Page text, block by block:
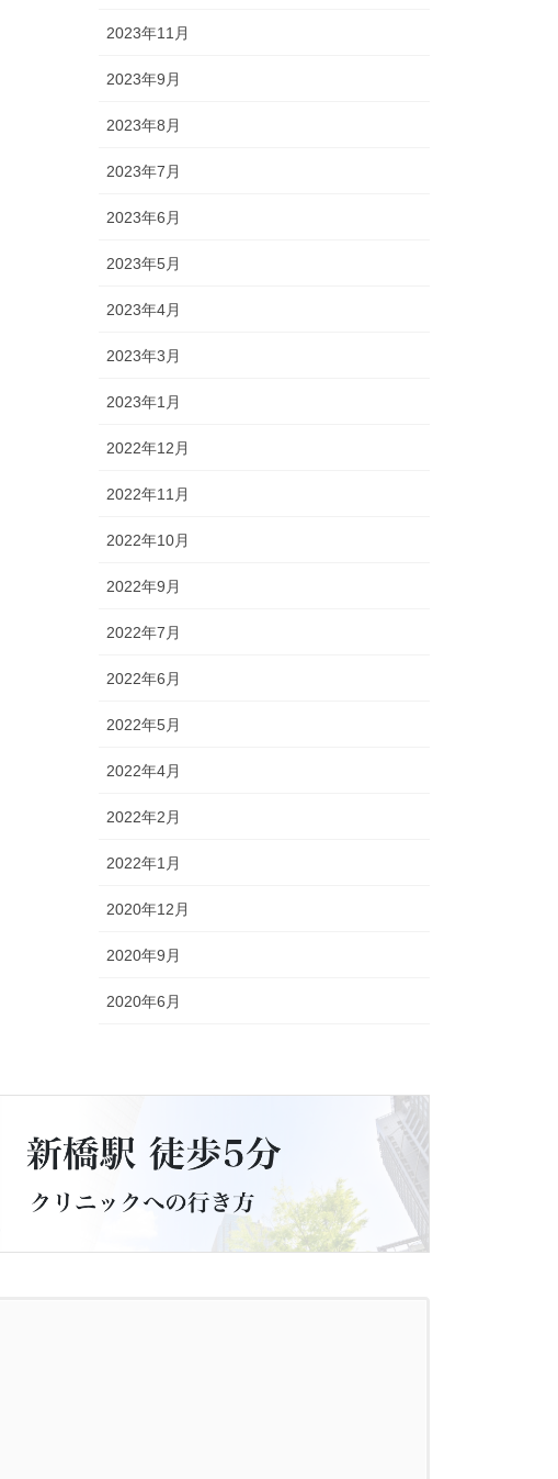
2023年11月
2023年9月
2023年8月
2023年7月
2023年6月
2023年5月
2023年4月
2023年3月
2023年1月
2022年12月
2022年11月
2022年10月
2022年9月
2022年7月
2022年6月
2022年5月
2022年4月
2022年2月
2022年1月
2020年12月
2020年9月
2020年6月